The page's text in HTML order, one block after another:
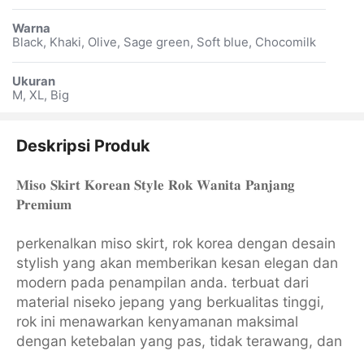
Warna
Black, Khaki, Olive, Sage green, Soft blue, Chocomilk
Ukuran
M, XL, Big
Deskripsi Produk
𝐌𝐢𝐬𝐨 𝐒𝐤𝐢𝐫𝐭 𝐊𝐨𝐫𝐞𝐚𝐧 𝐒𝐭𝐲𝐥𝐞 𝐑𝐨𝐤 𝐖𝐚𝐧𝐢𝐭𝐚 𝐏𝐚𝐧𝐣𝐚𝐧𝐠
𝐏𝐫𝐞𝐦𝐢𝐮𝐦
perkenalkan miso skirt, rok korea dengan desain
stylish yang akan memberikan kesan elegan dan
modern pada penampilan anda. terbuat dari
material niseko jepang yang berkualitas tinggi,
rok ini menawarkan kenyamanan maksimal
dengan ketebalan yang pas, tidak terawang, dan